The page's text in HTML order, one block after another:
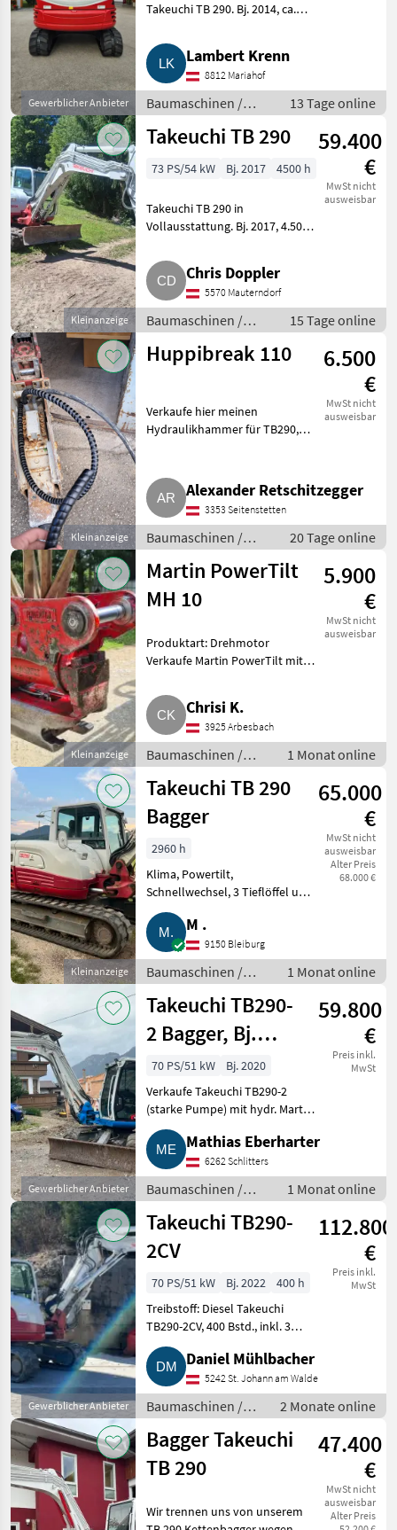
Gewerblicher Anbieter
Takeuchi TB 290. Bj. 2014, ca.
Raupen, Zentralschmierung,
Sitzbezug, Löffel neu gerichtet,
Verstellausleg
Lambert Krenn
8812 Mariahof
Baumaschinen /
Minibagger
13 Tage online
Kleinanzeige
Takeuchi TB 290
59.400
€
MwSt nicht
ausweisbar
73 PS/54 kW Bj. 2017 4500 h
Takeuchi TB 290 in
Vollausstattung. Bj. 2017, 4.500
möglich, Netto 49.500.
Baumaschinen Minibagger
Chris Doppler
5570 Mauterndorf
Baumaschinen /
Minibagger
15 Tage online
Kleinanzeige
Huppibreak 110
6.500
€
MwSt nicht
ausweisbar
Verkaufe hier meinen
Hydraulikhammer für TB290,
Alexander Retschitzegger
3353 Seitenstetten
Baumaschinen /
Kettenbagger
20 Tage online
Kleinanzeige
Martin PowerTilt
MH 10
5.900
€
MwSt nicht
ausweisbar
Produktart: Drehmotor
Verkaufe Martin PowerTilt mit
einem Takeuchi TB290
montiert. Passt auch bei TB175.
Hydr. Schnellwechsler, auto
Chrisi K.
3925 Arbesbach
Baumaschinen /
Bagger-
Anbauwerkzeuge
1 Monat online
Kleinanzeige
Takeuchi TB 290
Bagger
65.000
€
MwSt nicht
ausweisbar
Alter Preis
68.000 €
2960 h
Klima, Powertilt,
Schnellwechsel, 3 Tieflöffel und
ein Böschungslöffel, 2.960 Bstd.,
Top-Zustand, ungeschminkt, 2
neue Ketten (eine montiert),
vor 200 Bstd. wurden a
M .
9150 Bleiburg
Baumaschinen /
Minibagger
1 Monat online
Gewerblicher Anbieter
Takeuchi TB290-
2 Bagger, Bj.
2020,
Huppiquick
59.800
€
Preis inkl.
MwSt
70 PS/51 kW
Bj. 2020
Verkaufe Takeuchi TB290-2
(starke Pumpe) mit hydr. Martin
Schnellwechsler, Huppiquick,
neuwertige Ketten, Klima,
Tankpumpe, Kamera, 3+4
Steuerkreis el., Radio, Bj. 2
Mathias Eberharter
6262 Schlitters
Baumaschinen /
Minibagger
1 Monat online
Gewerblicher Anbieter
Takeuchi TB290-
2CV
112.800
€
Preis inkl.
MwSt
70 PS/51 kW Bj. 2022
400 h
Treibstoff: Diesel Takeuchi
TB290-2CV, 400 Bstd., inkl. 3
Löffel, € 95.000, - exkl. 20 %
MwSt. Baumaschinen
Minibagger
Daniel Mühlbacher
5242 St. Johann am Walde
Baumaschinen /
Minibagger
2 Monate online
Bagger Takeuchi
TB 290
47.400
€
MwSt nicht
ausweisbar
Alter Preis
Wir trennen uns von unserem